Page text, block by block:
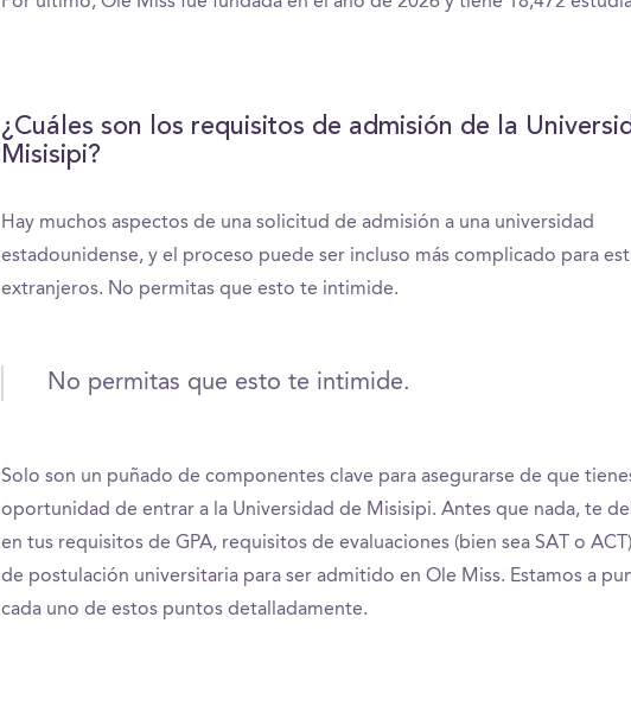
¿Cuáles son los requisitos de admisión de la
Misisipi?
Hay muchos aspectos de una solicitud de admisión a una universidad
estadounidense, y el proceso puede ser incluso más complicado para
extranjeros. No permitas que esto te intimide.
No permitas que esto te intimide.
Solo son un puñado de componentes clave para asegurarse de que
oportunidad de entrar a la Universidad de Misisipi. Antes que nada, te
en tus requisitos de GPA, requisitos de evaluaciones (bien sea SAT o
de postulación universitaria para ser admitido en Ole Miss. Estamos a
cada uno de estos puntos detalladamente.